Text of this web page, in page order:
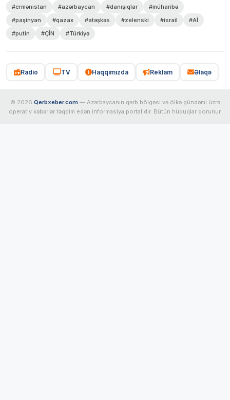
#ermənistan #azərbaycan #danışıqlar
#müharibə
#paşinyan
#qazax #atəşkəs #zelenski #israil
#Aİ
#putin
#ÇİN #Türkiyə
Radio TV Haqqımızda Reklam Əlaqə
© 2026 Qerbxeber.com — Azərbaycanın qərb bölgəsi və ölkə gündəmi üzrə
operativ xəbərlər təqdim edən informasiya portalıdır. Bütün hüquqlar qorunur.